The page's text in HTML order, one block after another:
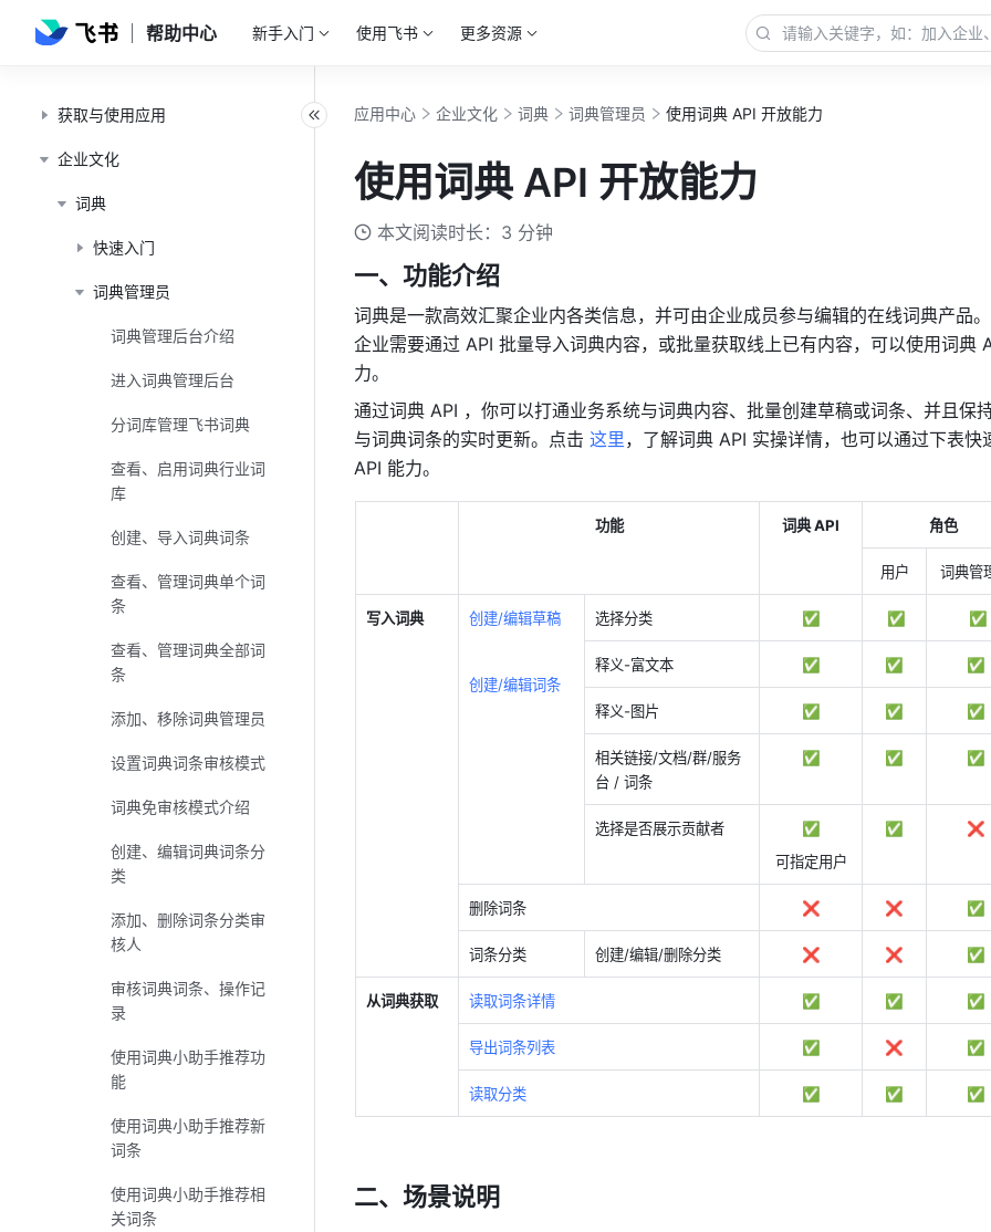
帮助中心 新手入门 使用飞书 更多资源
获取与使用应用
企业文化
词典
快速入门
词典管理员
词典管理后台介绍
进入词典管理后台
分词库管理飞书词典
查看、启用词典行业词
库
创建、导入词典词条
查看、管理词典单个词
条
查看、管理词典全部词
条
添加、移除词典管理员
设置词典词条审核模式
词典免审核模式介绍
创建、编辑词典词条分
类
添加、删除词条分类审
核人
审核词典词条、操作记
录
使用词典小助手推荐功
能
使用词典小助手推荐新
词条
使用词典小助手推荐相
关词条
应用中心 企业文化 词典 词典管理员 使用词典 API 开放能力
使用词典 API 开放能力
本文阅读时长：3 分钟
一、功能介绍
词典是一款高效汇聚企业内各类信息，并可由企业成员参与编辑的在线词典产品
企业需要通过 API 批量导入词典内容，或批量获取线上已有内容，可以使用词典
力。
通过词典 API ，你可以打通业务系统与词典内容、批量创建草稿或词条、并且保
与词典词条的实时更新。点击 这里，了解词典 API 实操详情，也可以通过下表快
API 能力。
功能 词典 API 角色
用户 词典管
写入词典 创建/编辑草稿
创建/编辑词条
选择分类 ✅ ✅ ✅
释义-富文本 ✅ ✅ ✅
释义-图片 ✅ ✅ ✅
相关链接/文档/群/服务
台 / 词条
✅ ✅ ✅
选择是否展示贡献者
✅
可指定用户
✅ ❌
删除词条 ❌ ❌ ✅
词条分类 创建/编辑/删除分类 ❌ ❌ ✅
从词典获取 读取词条详情 ✅ ✅ ✅
导出词条列表 ✅ ❌ ✅
读取分类 ✅ ✅ ✅
二、场景说明